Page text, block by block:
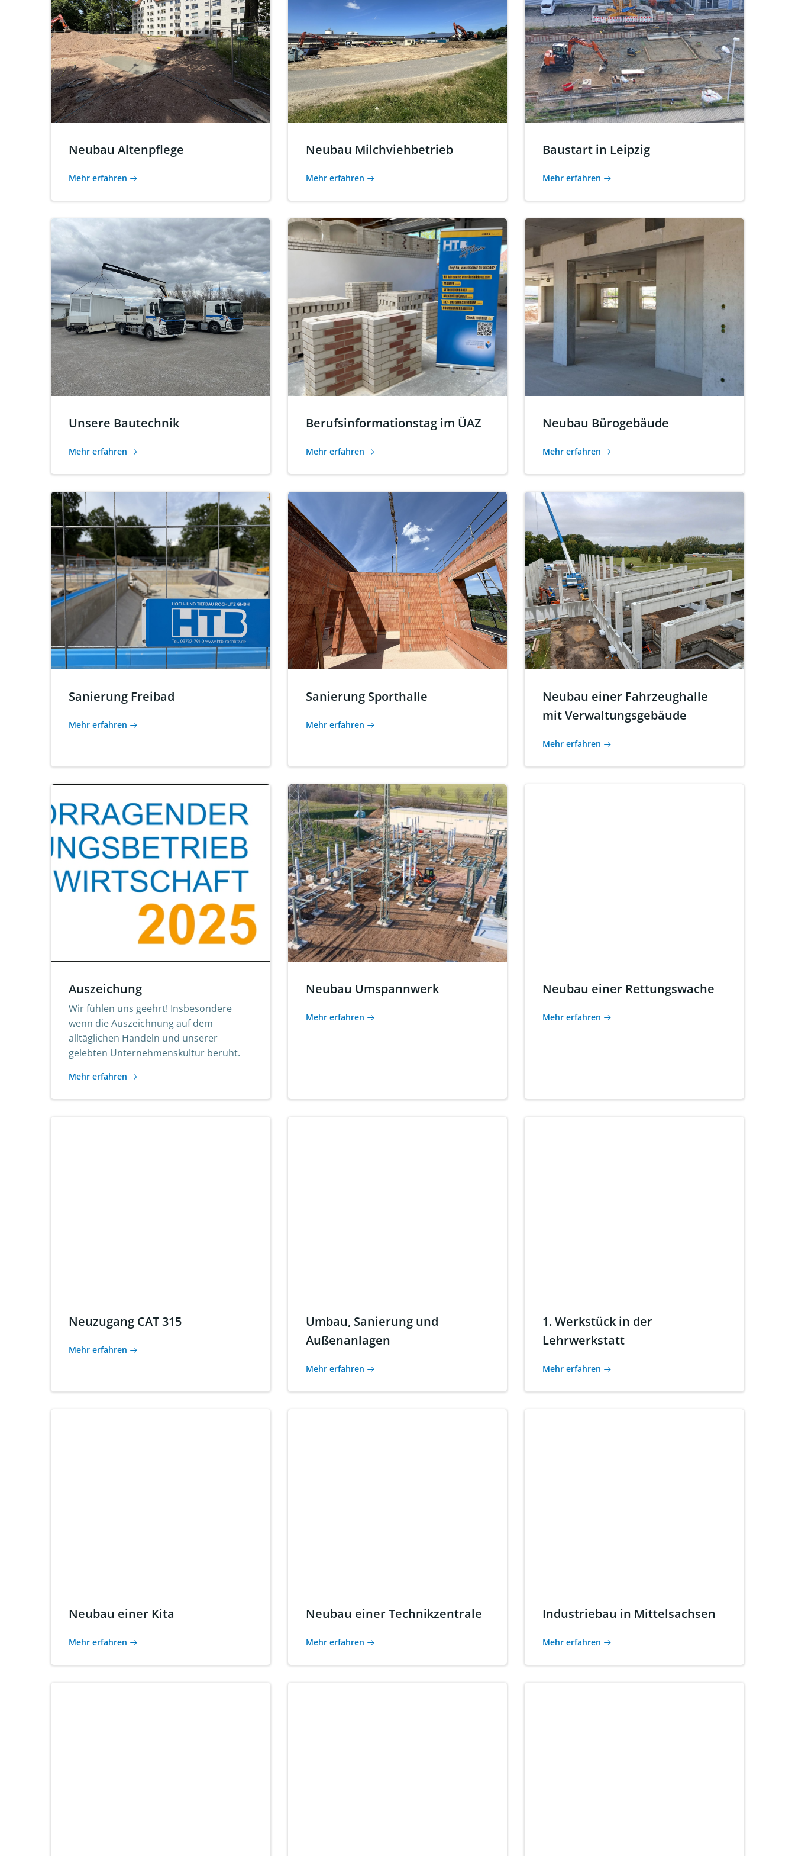
Neubau Altenpflege
Mehr erfahren
Neubau Milchviehbetrieb
Mehr erfahren
Baustart in Leipzig
Mehr erfahren
Unsere Bautechnik
Mehr erfahren
Berufsinformationstag im ÜAZ
Mehr erfahren
Neubau Bürogebäude
Mehr erfahren
Sanierung Freibad
Mehr erfahren
Sanierung Sporthalle
Mehr erfahren
Neubau einer Fahrzeughalle
mit Verwaltungsgebäude
Mehr erfahren
Auszeichung
Wir fühlen uns geehrt! Insbesondere
wenn die Auszeichnung auf dem
alltäglichen Handeln und unserer
gelebten Unternehmenskultur beruht.
Mehr erfahren
Neubau Umspannwerk
Mehr erfahren
Neubau einer Rettungswache
Mehr erfahren
Neuzugang CAT 315
Mehr erfahren
Umbau, Sanierung und
Außenanlagen
Mehr erfahren
1. Werkstück in der
Lehrwerkstatt
Mehr erfahren
Neubau einer Kita
Mehr erfahren
Neubau einer Technikzentrale
Mehr erfahren
Industriebau in Mittelsachsen
Mehr erfahren